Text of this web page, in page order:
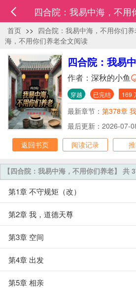
四合院：我易中海，不用
首页 >> 四合院：我易中海，不用你们
海，不用你们养老全文阅读
四合院：我易
作者： 深秋的小鱼
穿越 已完结 169
最新章节： 第378章
最后更新：2026-07-
返回书页
阅读记录
【四合院：我易中海，不用你们养老】 共
第1章 不守规矩（改）
第2章 我，道德天尊
第3章 空间
第4章 出发
第5章 相亲